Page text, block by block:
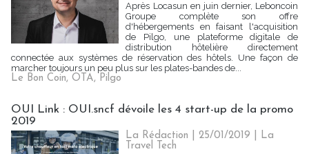
Après Locasun en juin dernier, Leboncoin
Groupe complète son offre
d'hébergements en faisant l'acquisition
de Pilgo, une plateforme digitale de
distribution hôtelière directement
connectée aux systèmes de réservation des hôtels. Une façon de
marcher toujours un peu plus sur les plates-bandes de...
Le Bon Coin, OTA, Pilgo
OUI Link : OUI.sncf dévoile les 4 start-up de la promo
2019
La Rédaction | 25/01/2019
La
Travel Tech